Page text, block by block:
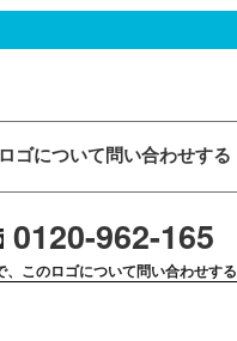
ゴについて問い合わせする
0120-962-165
、このロゴについて問い合わせする